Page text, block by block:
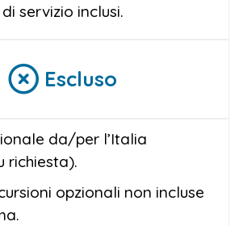
servizio inclusi.
Escluso
da/per l’Italia
richiesta).
opzionali non incluse